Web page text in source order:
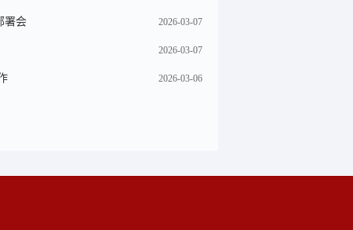
署会 2026-03-07
2026-03-07
2026-03-06